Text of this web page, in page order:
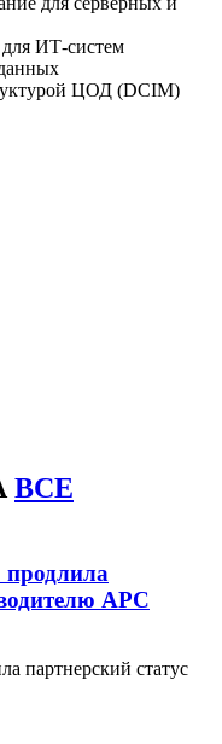
ИТ-систем
ЦОД (DCIM)
ВСЕ
APC
партнерский статус